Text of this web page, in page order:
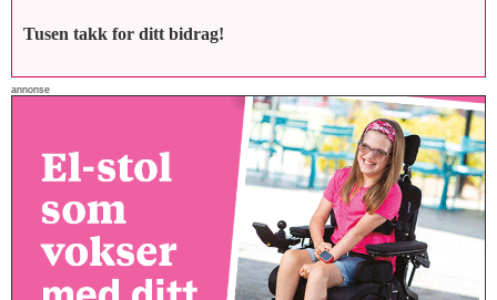
Tusen takk for ditt bidrag!
annonse